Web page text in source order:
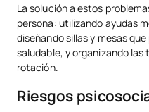
La solución a estos
persona: utilizando ayudas
diseñando sillas y mesas
saludable, y organizando las
rotación.
Riesgos